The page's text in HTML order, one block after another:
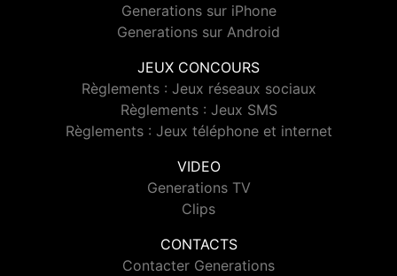
Generations sur iPhone
Generations sur Android
JEUX CONCOURS
Règlements : Jeux réseaux sociaux
Règlements : Jeux SMS
Règlements : Jeux téléphone et internet
VIDEO
Generations TV
Clips
CONTACTS
Contacter Generations